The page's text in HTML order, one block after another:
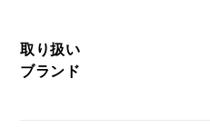
取り扱い
ブランド